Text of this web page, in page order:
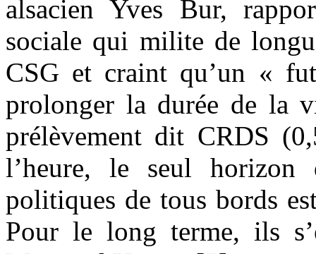
alsacien Yves Bur,
sociale qui milite de
CSG et craint qu’un «
prolonger la durée de la
prélèvement dit CRDS
l’heure, le seul horizon
politiques de tous bords
Pour le long terme, ils